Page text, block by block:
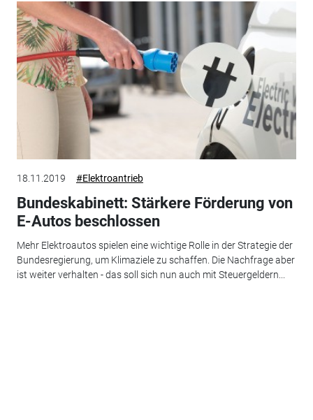
18.11.2019 #Elektroantrieb
Bundeskabinett: Stärkere Förderung von
E-Autos beschlossen
Mehr Elektroautos spielen eine wichtige Rolle in der Strategie der
Bundesregierung, um Klimaziele zu schaffen. Die Nachfrage aber
ist weiter verhalten - das soll sich nun auch mit Steuergeldern...